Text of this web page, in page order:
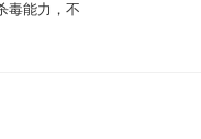
毒能力，不